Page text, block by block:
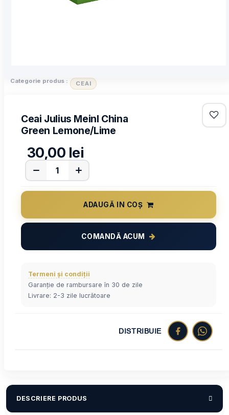
Categorie produs : CEAI
Ceai Julius Meinl China
Green Lemone/Lime
30,00 lei
ADAUGĂ IN COȘ
COMANDĂ ACUM
Termeni și condiții
Garanție de rambursare în 30 de zile
Livrare: 2-3 zile lucrătoare
DISTRIBUIE
DESCRIERE PRODUS